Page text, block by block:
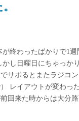
が終わったばかりで1
し日曜日にちゃっか
サボるとまたラジコ
レイアウトが変わっ
回来た時からは大分